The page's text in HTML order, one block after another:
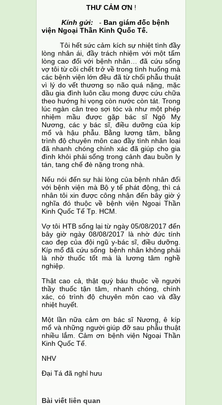
THƯ CẢM ƠN!
Kính gửi: - Ban giám đốc bệnh
viện Ngoại Thần Kinh Quốc Tế.
Tôi hết sức cảm kích sự nhiệt tình đầy
lòng nhân ái, đầy trách nhiệm với một tấm
lòng cao đối với bệnh nhân… đã cứu sống
vợ tôi từ cõi chết trở về trong tình huống mà
các bệnh viện lớn đều đã từ chối phẫu thuật
vì lý do vết thương sọ não quá nặng, mặc
dầu gia đình luôn cầu mong được cứu chữa
theo hướng hi vọng còn nước còn tát. Trong
lúc ngàn cân treo sợi tóc và như một phép
nhiệm mầu được gặp bác sĩ Ngô Mỵ
Nương, các y bác sĩ, điều dưỡng của kíp
mổ và hậu phẫu. Bằng lương tâm, bằng
trình độ chuyên môn cao đầy tình nhân loại
đã nhanh chóng chính xác đã giúp cho gia
đình khỏi phải sống trong cảnh đau buồn ly
tán, tang chế đè nặng trong nhà.
Nếu nói đến sự hài lòng của bệnh nhân đối
với bệnh viện mà Bộ y tế phát động, thì cá
nhân tôi xin được công nhận đến bây giờ ý
nghĩa đó thuộc về bệnh viện Ngoại Thần
Kinh Quốc Tế Tp. HCM.
Vợ tôi HTB sống lại từ ngày 05/08/2017 đến
bây giờ ngày 08/08/2017 là nhờ đức tính
cao đẹp của đội ngũ y-bác sĩ, điều dưỡng.
Kíp mổ đã cứu sống bệnh nhân không phải
là nhờ thuốc tốt mà là lương tâm nghề
nghiệp.
Thật cao cả, thật quý báu thuộc về người
thầy thuốc tận tâm, nhanh chóng, chính
xác, có trình độ chuyên môn cao và đầy
nhiệt huyết.
Một lần nữa cảm ơn bác sĩ Nương, ê kíp
mổ và những người giúp đỡ sau phẫu thuật
nhiều lắm. Cảm ơn bệnh viện Ngoại Thần
Kinh Quốc Tế.
NHV
Đại Tá đã nghỉ hưu
Bài viết liên quan